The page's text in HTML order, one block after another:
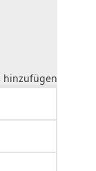
hinzufügen